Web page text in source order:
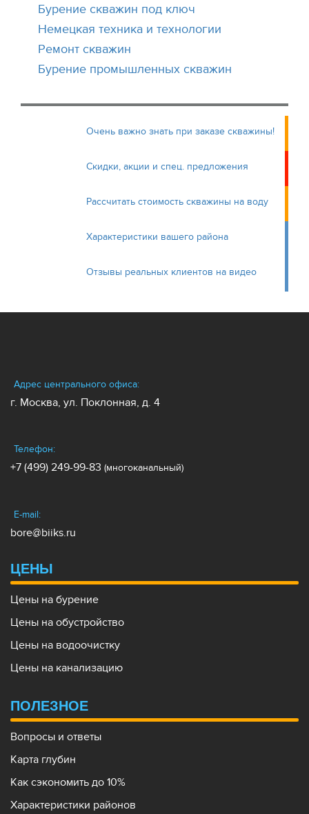
Бурение скважин под ключ
Немецкая техника и технологии
Ремонт скважин
Бурение промышленных скважин
Очень важно знать при заказе скважины!
Скидки, акции и спец. предложения
Рассчитать стоимость скважины на воду
Характеристики вашего района
Отзывы реальных клиентов на видео
Адрес центрального офиса:
г. Москва, ул. Поклонная, д. 4
Телефон:
+7 (499) 249-99-83 (многоканальный)
E-mail:
bore@biiks.ru
ЦЕНЫ
Цены на бурение
Цены на обустройство
Цены на водоочистку
Цены на канализацию
ПОЛЕЗНОЕ
Вопросы и ответы
Карта глубин
Как сэкономить до 10%
Характеристики районов